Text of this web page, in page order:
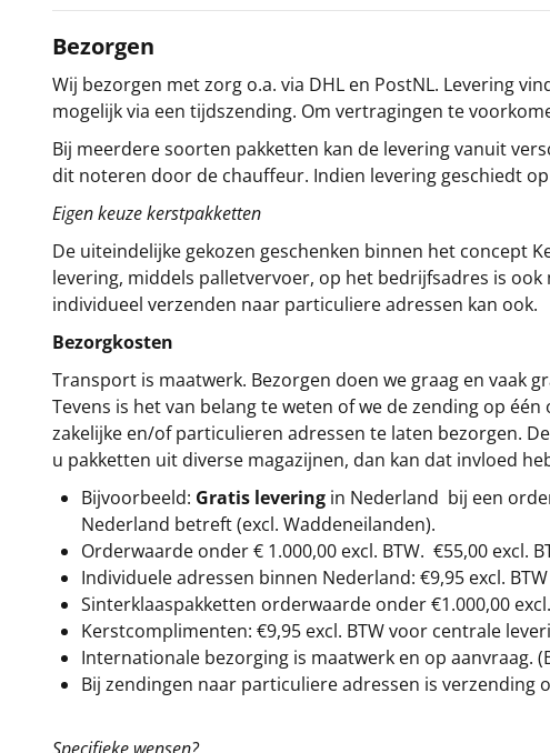
Bezorgen
Wij bezorgen met zorg o.a. via DHL en PostNL. Levering
mogelijk via een tijdszending. Om vertragingen te
Bij meerdere soorten pakketten kan de levering vanuit
dit noteren door de chauffeur. Indien levering geschiedt
Eigen keuze kerstpakketten
De uiteindelijke gekozen geschenken binnen het concept
levering, middels palletvervoer, op het bedrijfsadres is
individueel verzenden naar particuliere adressen kan ook.
Bezorgkosten
Transport is maatwerk. Bezorgen doen we graag en vaak
Tevens is het van belang te weten of we de zending op
zakelijke en/of particulieren adressen te laten bezorgen.
u pakketten uit diverse magazijnen, dan kan dat invloed
Bijvoorbeeld: Gratis levering in Nederland bij een
Nederland betreft (excl. Waddeneilanden).
Orderwaarde onder € 1.000,00 excl. BTW. €55,00 excl.
Individuele adressen binnen Nederland: €9,95 excl.
Sinterklaaspakketten orderwaarde onder €1.000,00
Kerstcomplimenten: €9,95 excl. BTW voor centrale
Internationale bezorging is maatwerk en op aanvraag.
Bij zendingen naar particuliere adressen is verzending